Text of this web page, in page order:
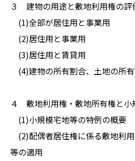
３ 建物の用途と敷地利用権の評
(1)全部が居住用と事業用
(2)居住用と事業用
(3)居住用と賃貸用
(4)建物の所有割合、土地の所
４ 敷地利用権・敷地所有権と小
(1)小規模宅地等の特例の概要
(2)配偶者居住権に係る敷地利
等の適用